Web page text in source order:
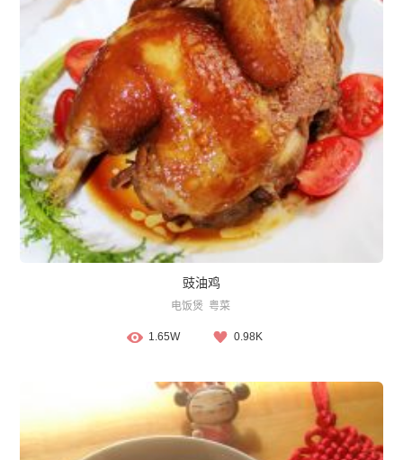
豉油鸡
电饭煲 粤菜
1.65W 0.98K